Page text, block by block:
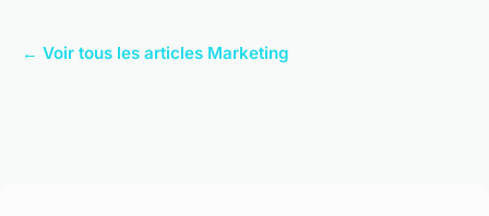
← Voir tous les articles Marketing